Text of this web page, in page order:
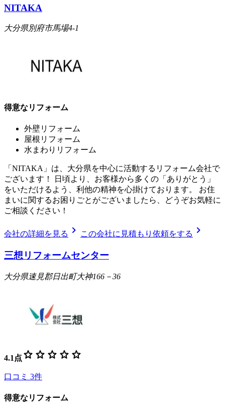
NITAKA
大分県別府市馬場4-1
得意なリフォーム
外壁リフォーム
屋根リフォーム
水まわりリフォーム
「NITAKA」は、大分県を中心に活動するリフォーム会社で
ございます！ 日頃より、お客様から多くの「ありがとう」
をいただけるよう、利他の精神を心掛けております。 お住
まいに関するお困りごとがございましたら、どうぞお気軽に
ご相談ください！
会社の詳細を見る chevron_right この会社に見積もり依頼をする chevron_right
三想リフォームセンター
大分県速見郡日出町大神166－36
4.1 点 star star star star star
口コミ 3件
得意なリフォーム